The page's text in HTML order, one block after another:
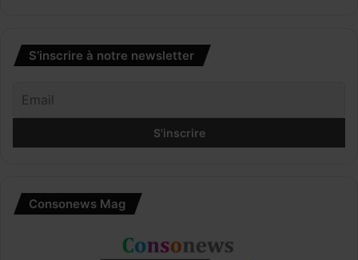
S’inscrire à notre newsletter
Consonews Mag